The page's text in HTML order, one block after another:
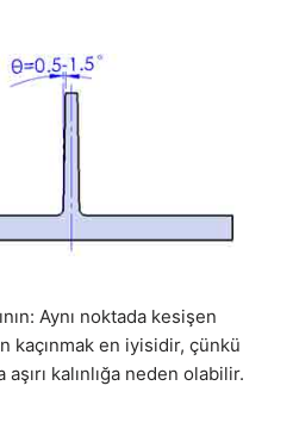
Aynı noktada kesişen
kaçınmak en iyisidir, çünkü
kalınlığa neden olabilir.